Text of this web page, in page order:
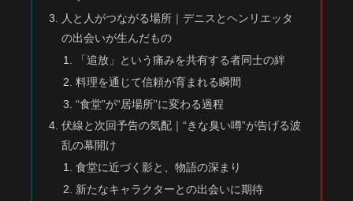
人と人がつながる場所｜デニスとヘンリエッタ
の出会いが生んだもの
「追放」という痛みを共有する者同士の絆
料理を通じて信頼が育まれる瞬間
“食堂”が“居場所”に変わる過程
伏線と次回予告の気配｜“きな臭い噂”が告げる波
乱の幕開け
食堂に近づく影と、物語の深まり
新たなキャラクターとの出会いに期待